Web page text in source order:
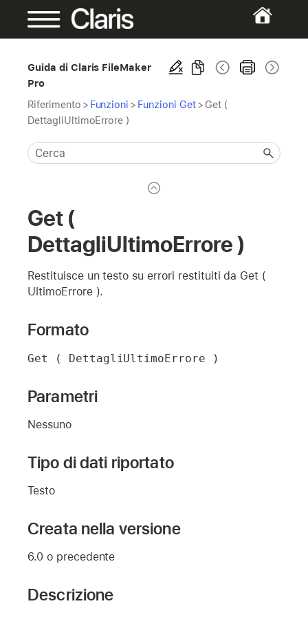
Guida di Claris FileMaker
Pro
Riferimento > Funzioni > Funzioni Get> Get (
DettagliUltimoErrore )
Get (
DettagliUltimoErrore )
Restituisce un testo su errori restituiti da Get (
UltimoErrore ).
Formato
Get ( DettagliUltimoErrore )
Parametri
Nessuno
Tipo di dati riportato
Testo
Creata nella versione
6.0 o precedente
Descrizione